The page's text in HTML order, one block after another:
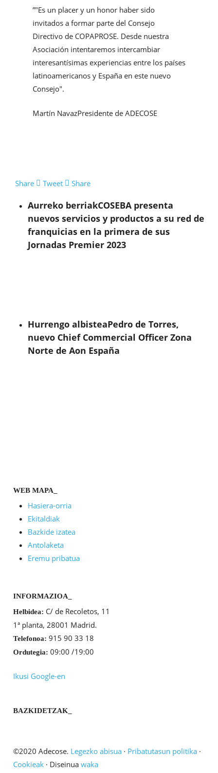
”"Es un placer y un honor haber sido
invitados a formar parte del Consejo
Directivo de COPAPROSE. Desde nuestra
Asociación intentaremos intercambiar
interesantísimas experiencias entre los países
latinoamericanos y España en este nuevo
Consejo".
Martín NavazPresidente de ADECOSE
Share Tweet Share
Aurreko berriakCOSEBA presenta
nuevos servicios y productos a su red de
franquicias en la primera de sus
Jornadas Premier 2023
Hurrengo albisteaPedro de Torres,
nuevo Chief Commercial Officer Zona
Norte de Aon España
WEB MAPA_
Hasiera-orria
Ekitaldiak
Bazkide izatea
Antolaketa
Eremu pribatua
INFORMAZIOA_
Helbidea: C/ de Recoletos, 11
1ª planta, 28001 Madrid.
Telefonoa: 915 90 33 18
Ordutegia: 09:00 /19:00
Ikusi Google-en
BAZKIDETZAK_
©2020 Adecose. Legezko abisua· Pribatutasun politika·
Cookieak· Diseinua waka